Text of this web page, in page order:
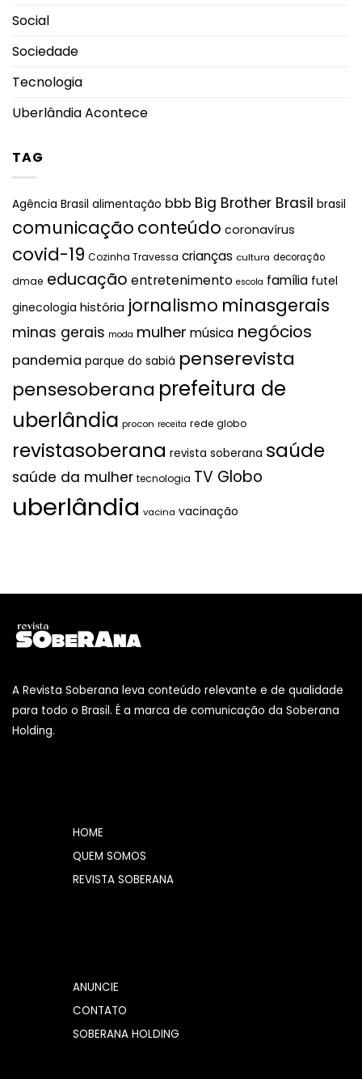
Social
Sociedade
Tecnologia
Uberlândia Acontece
TAG
Agência Brasil alimentação bbb Big Brother Brasil brasil
comunicação conteúdo coronavírus
covid-19 Cozinha Travessa crianças cultura decoração
dmae educação entretenimento escola família futel
ginecologia história jornalismo minasgerais
minas gerais moda mulher música negócios
pandemia parque do sabiá penserevista
pensesoberana prefeitura de
uberlândia procon receita rede globo
revistasoberana revista soberana saúde
saúde da mulher tecnologia TV Globo
uberlândia vacina vacinação
A Revista Soberana leva conteúdo relevante e de qualidade
para todo o Brasil. É a marca de comunicação da Soberana
Holding.
HOME
QUEM SOMOS
REVISTA SOBERANA
ANUNCIE
CONTATO
SOBERANA HOLDING